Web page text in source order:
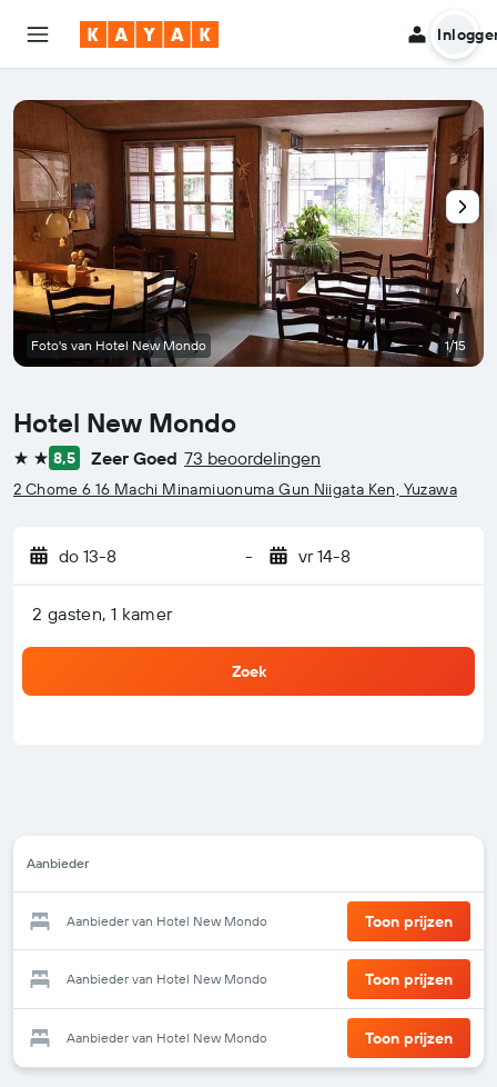
Hotel New Mondo
2 sterren
8,5 Zeer Goed 73 beoordelingen
2 Chome 6 16 Machi Minamiuonuma Gun Niigata Ken, Yuzawa
do 13-8 - vr 14-8
2 gasten, 1 kamer
Zoek
Aanbieder
Aanbieder van Hotel New Mondo Toon prijzen
Aanbieder van Hotel New Mondo Toon prijzen
Aanbieder van Hotel New Mondo Toon prijzen
Foto's van Hotel New Mondo 1/15